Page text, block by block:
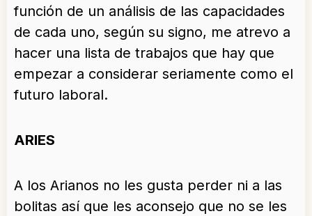
función de un análisis de las capacidades
de cada uno, según su signo, me atrevo a
hacer una lista de trabajos que hay que
empezar a considerar seriamente como el
futuro laboral.
ARIES
A los Arianos no les gusta perder ni a las
bolitas así que les aconsejo que no se les